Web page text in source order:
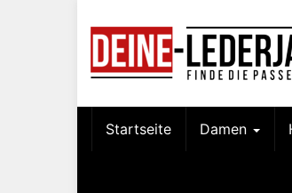
Startseite Damen